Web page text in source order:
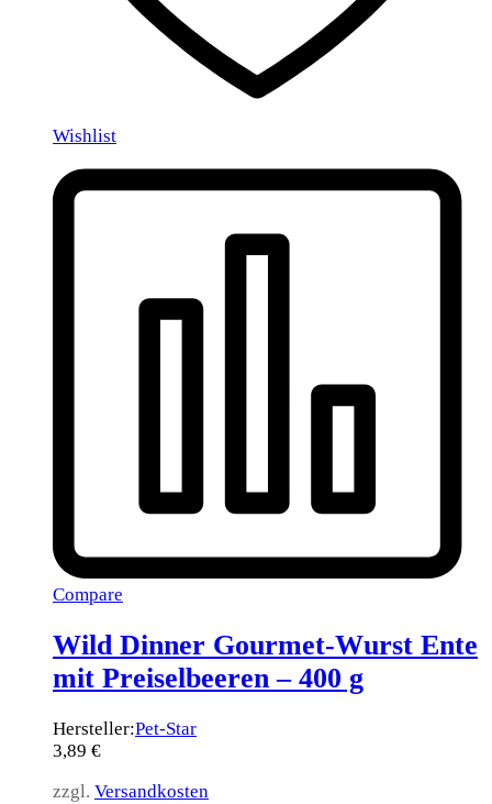
Wishlist
Compare
Wild Dinner Gourmet-Wurst Ente
mit Preiselbeeren – 400 g
Hersteller:Pet-Star
3,89 €
zzgl. Versandkosten